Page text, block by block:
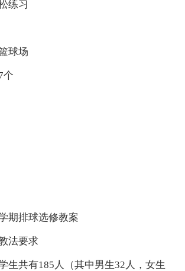
练习
球场
个
期排球选修教案
法要求
生共有185人（其中男生32人，女生